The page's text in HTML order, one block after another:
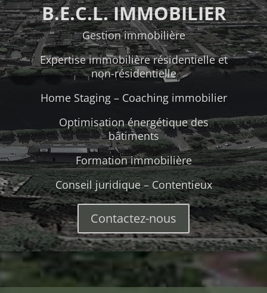
B.E.C.L. IMMOBILIER
Gestion immobilière
Expertise immobilière résidentielle et
non-résidentielle
Home Staging – Coaching immobilier
Optimisation énergétique des
bâtiments
Formation immobilière
Conseil juridique – Contentieux
Contactez-nous